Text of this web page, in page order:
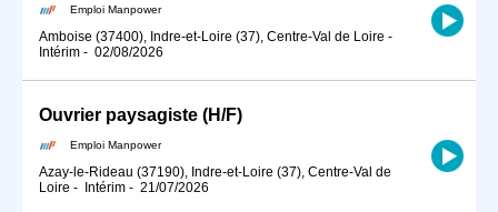
Emploi Manpower
Amboise (37400), Indre-et-Loire (37), Centre-Val de Loire -
Intérim - 02/08/2026
Ouvrier paysagiste (H/F)
Emploi Manpower
Azay-le-Rideau (37190), Indre-et-Loire (37), Centre-Val de
Loire - Intérim - 21/07/2026